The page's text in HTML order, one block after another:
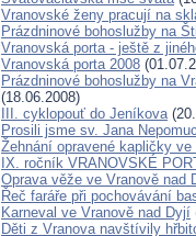
Vranovské ženy pracují na
Prázdninové bohoslužby na
Vranovská porta - ještě z
Vranovská porta 2008
Prázdninové bohoslužby na
(18.06.2008)
III. cyklopouť do Jeníkova
Prosili jsme sv. Jana
Žehnání opravené kapličky
IX. ročník VRANOVSKÉ
Oprava věže ve Vranově nad
Řeč faráře při pochovávání
Karneval ve Vranově nad Dyjí
Děti z Vranova navštívily